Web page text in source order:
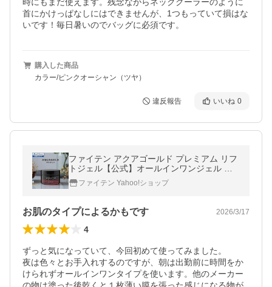
首にかけっぱなしにはできませんが、1つもっていて損はな
いです！毎日暑いのでバッグに必須です。
購入した商品
カラー/ピンクオーシャン（ツヤ）
違反報告 いいね 0
ファイテン アクアゴールド プレミアム リフ
トジェル【公式】オールインワンジェル 無
添加 シワ しわ 50代 60代 オールインワン ジ
ェル エイジングケア
ファイテン Yahoo!ショップ
お肌のタイプによるかもです 2026/3/17
4
ずっと気になっていて、今回初めて使ってみました。
夜は色々とお手入れするのですが、朝は出勤前に時間をか
けられずオールインワンタイプを使います。他のメーカー